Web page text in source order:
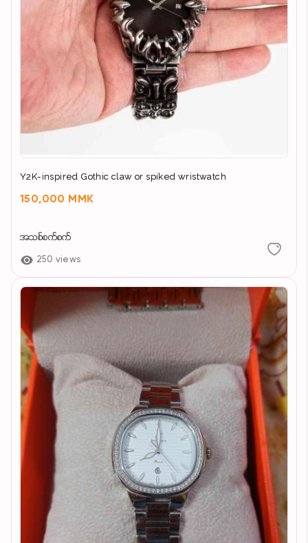
Y2K-inspired Gothic claw or spiked wristwatch
150,000 MMK
အသစ်စက်စက်
250 views